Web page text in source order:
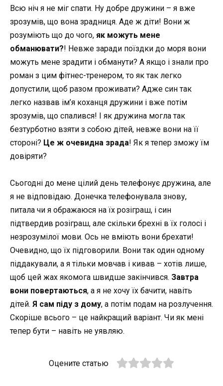
Всю ніч я не міг спати. Ну добре дружини – я вже
зрозумів, що вона зрадниця. Аде ж діти! Вони ж
розуміють що до чого, як можуть мене
обманювати?! Невже заради поїздки до моря вони
можуть мене зрадити і обманути? А якщо і знали про
роман з цим фітнес-тренером, то як так легко
допустили, щоб разом проживати? Адже син так
легко назвав ім’я коханця дружини і вже потім
зрозумів, що спалився! І як дружина могла так
безтурботно взяти з собою дітей, невже вони на її
стороні? Це ж очевидна зрада! Як я тепер зможу їм
довіряти?
Сьогодні до мене цілий день телефонує дружина, але
я не відповідаю. Донечка телефонувала знову,
питала чи я ображаюся на їх розіграш, і син
підтвердив розіграш, але скільки брехні в їх голосі і
незрозумілої мови. Ось не вміють вони брехати!
Очевидно, що їх підговорили. Вони так один одному
піддакували, а я тільки мовчав і кивав – хотів лише,
щоб цей жах якомога швидше закінчився. Завтра
вони повертаються, а я не хочу їх бачити, навіть
дітей. Я сам піду з дому, а потім подам на розлучення.
Скоріше всього – це найкращий варіант. Чи як мені
тепер бути – навіть не уявляю.
Оцените статью